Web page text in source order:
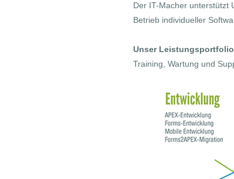
​Der IT-Macher unterstützt
Betrieb individueller
Unser
Training, Wartung und